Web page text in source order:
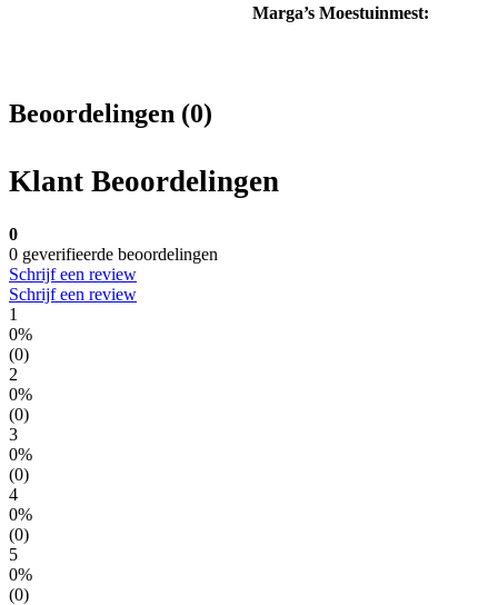
Marga’s Moestuinmest:
Beoordelingen (0)
Klant Beoordelingen
0
0 geverifieerde beoordelingen
Schrijf een review
Schrijf een review
1
0%
(0)
2
0%
(0)
3
0%
(0)
4
0%
(0)
5
0%
(0)